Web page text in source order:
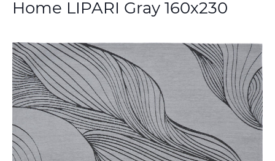
Ткани
Home LIPARI Gray 160х230